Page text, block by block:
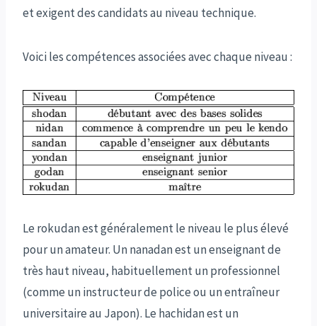
et exigent des candidats au niveau technique.
Voici les compétences associées avec chaque niveau :
Le rokudan est généralement le niveau le plus élevé
pour un amateur. Un nanadan est un enseignant de
très haut niveau, habituellement un professionnel
(comme un instructeur de police ou un entraîneur
universitaire au Japon). Le hachidan est un